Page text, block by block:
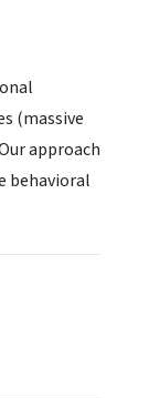
(massive
approach
behavioral